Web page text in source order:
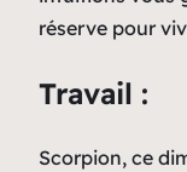
réserve pour
Travail :
Scorpion, ce